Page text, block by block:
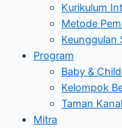
Kurikulum
Metode
Keunggulan
Program
Baby &
Kelompok
Taman
Mitra